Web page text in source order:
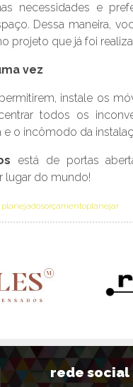
necessidades e
Dessa maneira,
projeto que já foi
vez
instale os
todos os
o incômodo da
está de portas
lugar do mundo!
planejadosorçamentoplanejar
rede social